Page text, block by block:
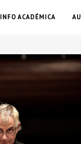
INFO ACADÉMICA